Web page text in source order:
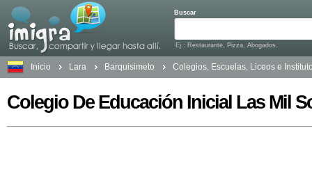
Buscar
Ej.: Restaurante, Pizza, Abogados.
Inicio Lara Barquisimeto Colegios, Escuelas, Liceos e
Colegio De Educación Inicial Las Mil